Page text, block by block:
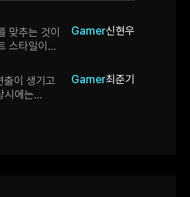
맞추는 것이
스타일이
Gamer신현우
이 생기고
시에는
Gamer최준기